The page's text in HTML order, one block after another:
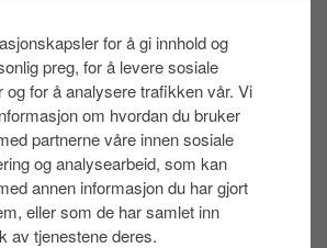
for å gi innhold og
preg, for å levere sosiale
og for å analysere trafikken vår. Vi
om hvordan du bruker
partnerne våre innen sosiale
og analysearbeid, som kan
annen informasjon du har gjort
eller som de har samlet inn
av tjenestene deres.
AUTOMAT
,Stavanger,4011,NO